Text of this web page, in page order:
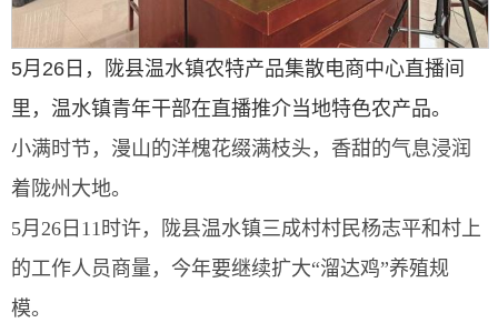
5月26日，陇县温水镇农特产品集散电商中心直播间
里，温水镇青年干部在直播推介当地特色农产品。
小满时节，漫山的洋槐花缀满枝头，香甜的气息浸润
着陇州大地。
5月26日11时许，陇县温水镇三成村村民杨志平和村上
的工作人员商量，今年要继续扩大“溜达鸡”养殖规
模。